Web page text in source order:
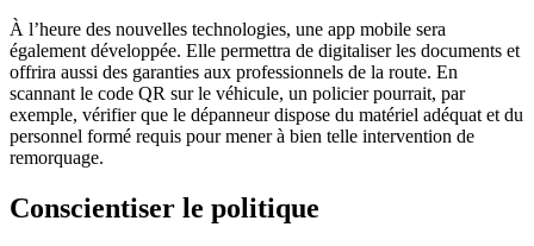
À l’heure des nouvelles technologies, une app mobile sera
également développée. Elle permettra de digitaliser les documents et
offrira aussi des garanties aux professionnels de la route. En
scannant le code QR sur le véhicule, un policier pourrait, par
exemple, vérifier que le dépanneur dispose du matériel adéquat et du
personnel formé requis pour mener à bien telle intervention de
remorquage.
Conscientiser le politique